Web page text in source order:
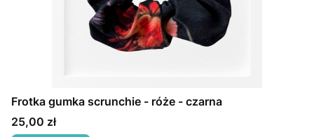
Frotka gumka scrunchie - róże - czarna
Cena
25,00 zł